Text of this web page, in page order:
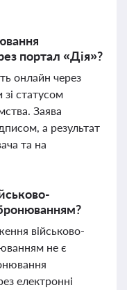
портал «Дія»?
онлайн через
статусом
Заява
а результат
та на
військово-
не є
електронні